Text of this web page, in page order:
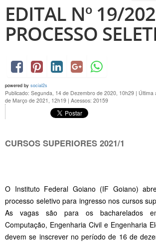
EDITAL Nº 19/
PROCESSO
powered by social2s
Publicado: Segunda, 14 de Dezembro de 2020, 10h29 | Última
de Março de 2021, 12h19 | Acessos: 20159
CURSOS SUPERIORES 2021/1
O Instituto Federal Goiano (IF Goiano)
processo seletivo para ingresso nos cursos
As vagas são para os bacharelados
Computação, Engenharia Civil e Engenharia
devem se inscrever no período de 16 de